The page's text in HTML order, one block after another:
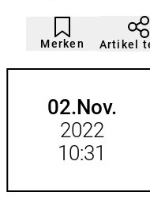
Merken
Artikel
nicht
gemerkt
Durch
Klicken
der
Artikel
02.Nov.
2022
10:31